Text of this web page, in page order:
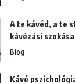
A te kávéd, a te
kávézási
Blog
Kávé